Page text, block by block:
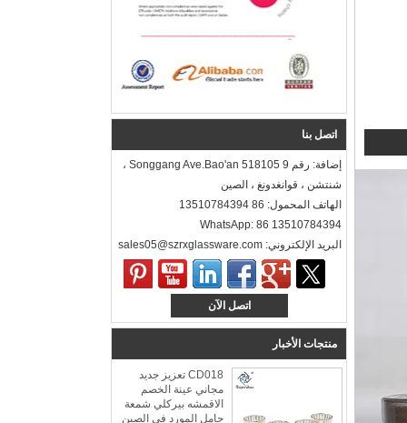
اتصل بنا
إضافة: رقم 9 Songgang Ave.Bao'an 518105 ،
شنتشن ، قوانغدونغ ، الصين
الهاتف المحمول: 86 13510784394
WhatsApp: 86 13510784394
البريد الإلكتروني: sales05@szrxglassware.com‍
اتصل الآن
منتجات الأخبار
CD018 تعزيز جديد
مجاني عينة الخصم
الاقمشه بيركلي شمعة
حامل المورد في الصين
الزجاج الجليدي عكسها المزدوج الحجم شمعة
حامل المورد والمصنعين
الجليدية الزجاج عكسها المزدوج حجم شمعة حامل
السعر: MSCLASS_TEMP_HTMLnbsp;35.00
ماذا يمكنك أن تفعل مع بقايا شمعة الشموع؟
هناك الكثير من الأشياء التي يمكنك القيام به مع